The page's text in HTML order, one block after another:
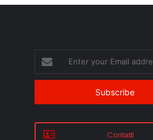
your
Email
Contatti